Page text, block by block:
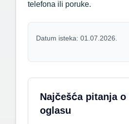
telefona ili poruke.
Datum isteka: 01.07.2026.
Najčešća pitanja o
oglasu